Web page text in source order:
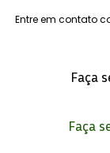
Entre em contato
Faça
Faça